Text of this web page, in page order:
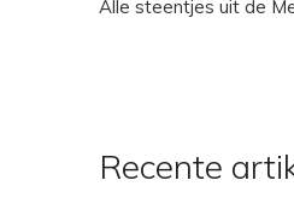
Alle steentjes uit de
Recente